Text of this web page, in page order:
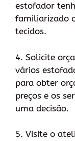
estofador
familiarizado
tecidos.
4. Solicite
vários
para obter
preços e os
uma decisão.
5. Visite o